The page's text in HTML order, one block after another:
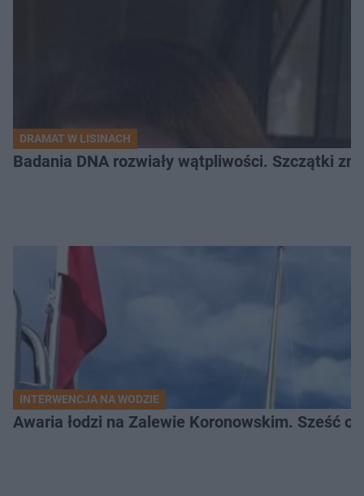
DRAMAT W LISINACH
Badania DNA rozwiały wątpliwości. Szczątki
INTERWENCJA NA WODZIE
Awaria łodzi na Zalewie Koronowskim. Sześć